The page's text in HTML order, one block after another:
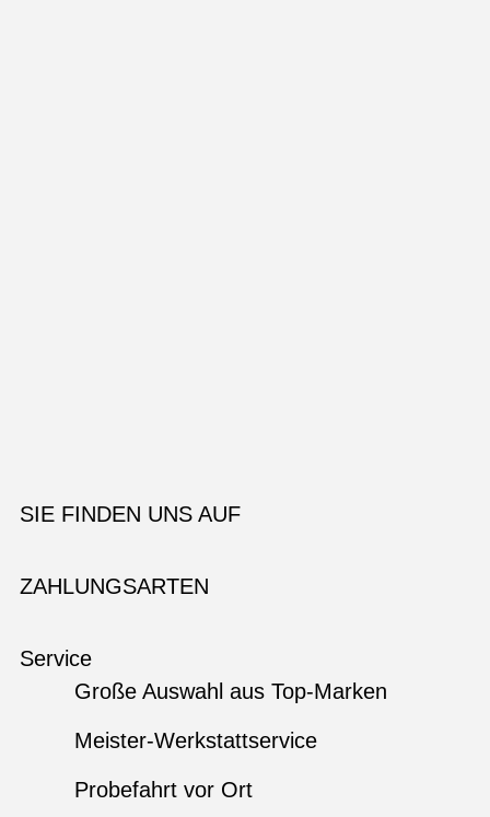
SIE FINDEN UNS AUF
ZAHLUNGSARTEN
Service
Große Auswahl aus Top-Marken
Meister-Werkstattservice
Probefahrt vor Ort